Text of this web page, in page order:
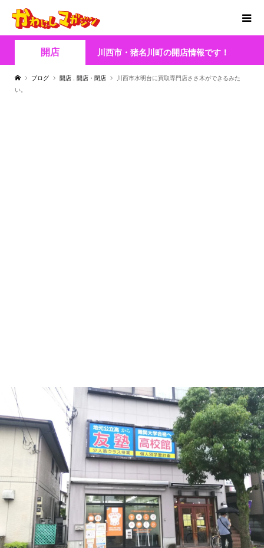
開店 川西市・猪名川町の開店情報です！
ブログ 開店 開店・閉店
川西市水明台に買取専門店ささ木ができるみた
い。